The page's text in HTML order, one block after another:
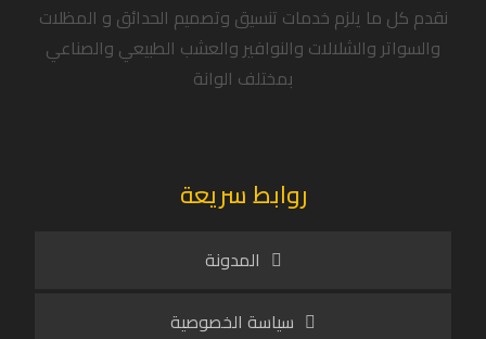
نقدم كل ما يلزم خدمات تنسيق وتصميم الحدائق و المظلات
والسواتر والشلالات والنوافير والعشب الطبيعي والصناعي
بمختلف الوانة
روابط سريعة
المدونة
سياسة الخصوصية